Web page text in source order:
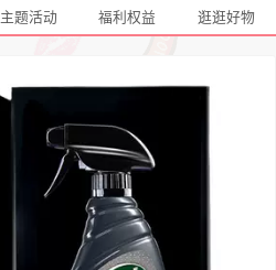
主题活动 福利权益 逛逛好物